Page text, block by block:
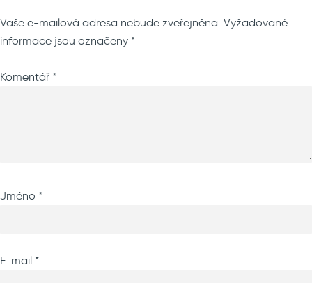
Vaše e-mailová adresa nebude zveřejněna. Vyžadované
informace jsou označeny *
Komentář *
Jméno *
E-mail *